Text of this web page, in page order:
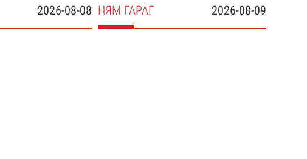
2026-08-08 2026-08-09
НЯМ ГАРАГ